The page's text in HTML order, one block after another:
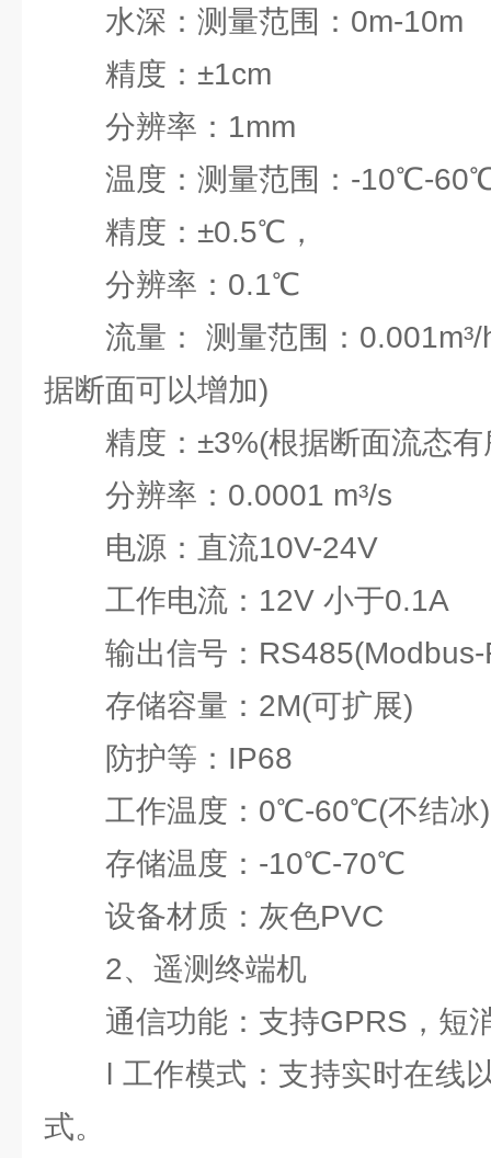
水深：测量范围：0m-10m
精度：±1cm
分辨率：1mm
温度：测量范围：-10℃-
精度：±0.5℃，
分辨率：0.1℃
流量： 测量范围：0.001m³/
据断面可以增加)
精度：±3%(根据断面流态有
分辨率：0.0001 m³/s
电源：直流10V-24V
工作电流：12V 小于0.1A
输出信号：RS485(Modbus-
存储容量：2M(可扩展)
防护等：IP68
工作温度：0℃-60℃(不结冰)
存储温度：-10℃-70℃
设备材质：灰色PVC
2、遥测终端机
通信功能：支持GPRS，短
l 工作模式：支持实时在线
式。